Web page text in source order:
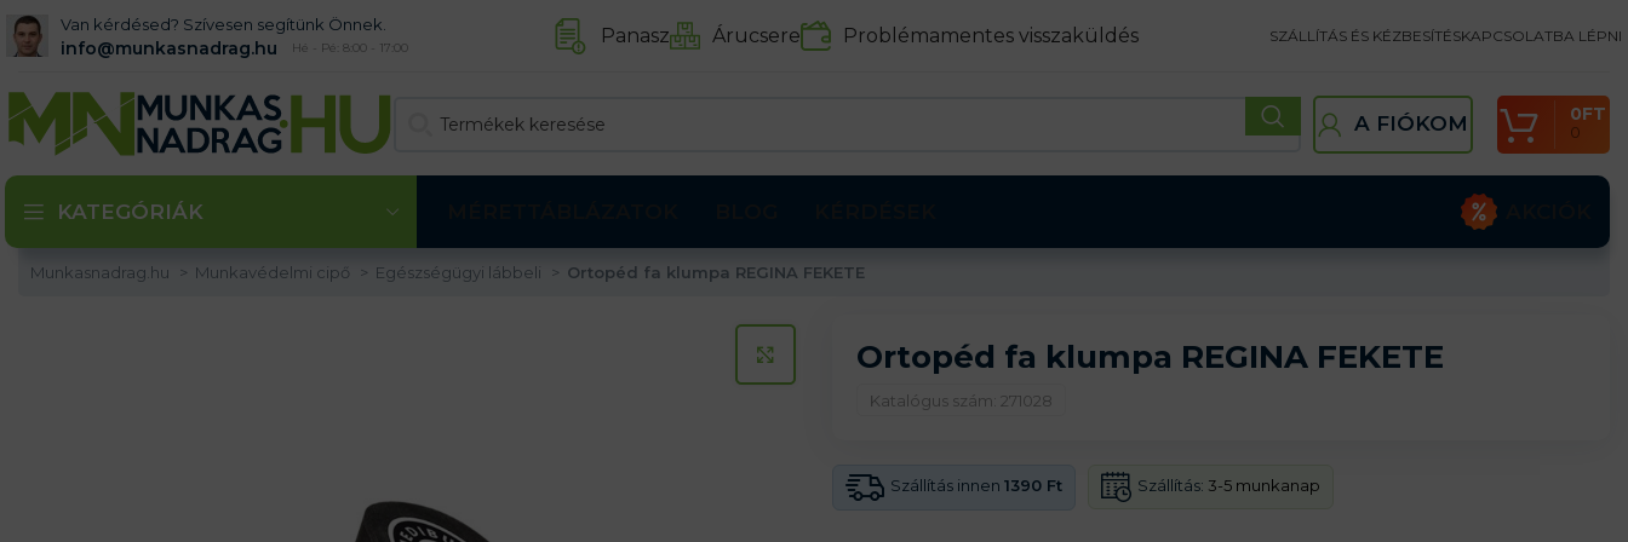
Van kérdésed? Szívesen segítünk Önnek.
info@munkasnadrag.hu Hé - Pé: 8:00 - 17:00 Panasz Árucsere Problémamentes visszaküldés SZÁLLÍTÁS ÉS KÉZBESÍTÉSKAPCSOLATBA LÉPNI
A FIÓKOM 0
0FT
KATEGÓRIÁK
Munkasnadrag.hu Munkavédelmi cipő Egészségügyi lábbeli Ortopéd fa klumpa REGINA FEKETE
KATTINTS A KINAGYÍTÁSHOZ
Ortopéd fa klumpa REGINA FEKETE
Katalógus szám: 271028
Szállítás innen 1390 Ft Szállítás: 3-5 munkanap